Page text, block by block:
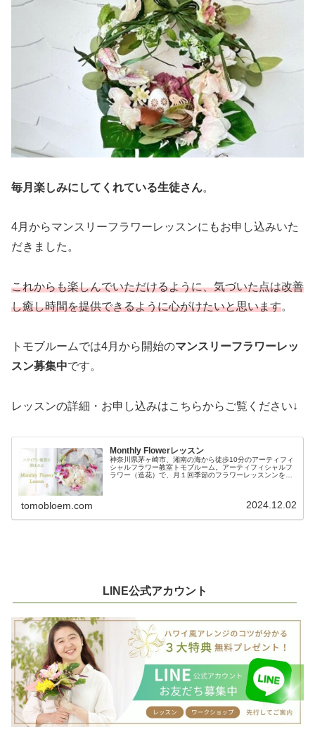
毎月楽しみにしてくれている生徒さん。
4月からマンスリーフラワーレッスンにもお申し込みいた
だきました。
これからも楽しんでいただけるように、気づいた点は改善
し癒し時間を提供できるように心がけたいと思います。
トモブルームでは4月から開始のマンスリーフラワーレッ
スン募集中です。
レッスンの詳細・お申し込みはこちらからご覧ください↓
Monthly Flowerレッスン
神奈川県茅ヶ崎市、湘南の海から徒歩10分のアーティフィ
シャルフラワー教室トモブルーム。アーティフィシャルフ
ラワー（造花）で、月１回季節のフラワーレッスンンを開
tomobloem.com 2024.12.02
LINE公式アカウント